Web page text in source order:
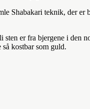
Shabakari teknik, der
er fra bjergene i den
kostbar som guld.